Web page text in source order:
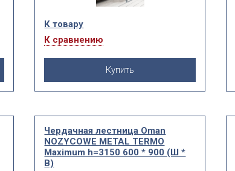
К товару
К сравнению
Купить
Чердачная лестница Oman
NOZYCOWE METAL TERMО
Maximum h=3150 600 * 900 (Ш *
В)